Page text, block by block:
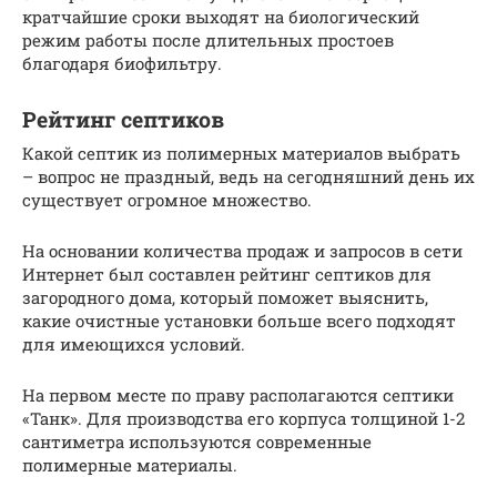
кратчайшие сроки выходят на биологический
режим работы после длительных простоев
благодаря биофильтру.
Рейтинг септиков
Какой септик из полимерных материалов выбрать
– вопрос не праздный, ведь на сегодняшний день их
существует огромное множество.
На основании количества продаж и запросов в сети
Интернет был составлен рейтинг септиков для
загородного дома, который поможет выяснить,
какие очистные установки больше всего подходят
для имеющихся условий.
На первом месте по праву располагаются септики
«Танк». Для производства его корпуса толщиной 1-2
сантиметра используются современные
полимерные материалы.